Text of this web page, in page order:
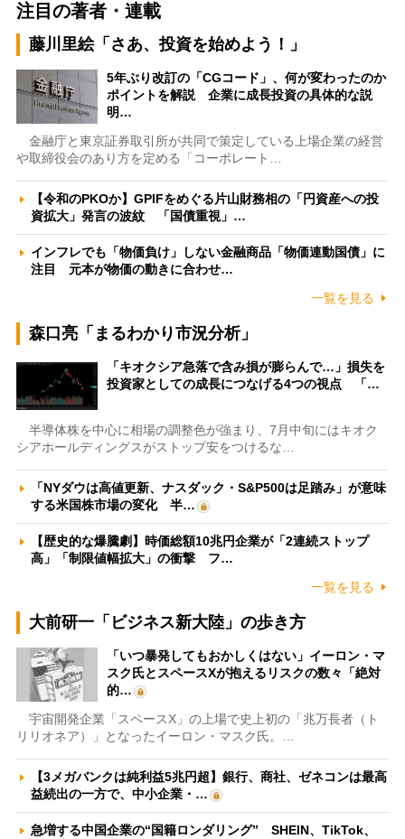
注目の著者・連載
藤川里絵「さあ、投資を始めよう！」
5年ぶり改訂の「CGコード」、何が変わったのか
ポイントを解説 企業に成長投資の具体的な説
明…
金融庁と東京証券取引所が共同で策定している上場企業の経営
や取締役会のあり方を定める「コーポレート…
【令和のPKOか】GPIFをめぐる片山財務相の「円資産への投
資拡大」発言の波紋 「国債重視」…
インフレでも「物価負け」しない金融商品「物価連動国債」に
注目 元本が物価の動きに合わせ…
一覧を見る
森口亮「まるわかり市況分析」
「キオクシア急落で含み損が膨らんで…」損失を
投資家としての成長につなげる4つの視点 「…
半導体株を中心に相場の調整色が強まり、7月中旬にはキオク
シアホールディングスがストップ安をつけるな…
「NYダウは高値更新、ナスダック・S&P500は足踏み」が意味
する米国株市場の変化 半…
【歴史的な爆騰劇】時価総額10兆円企業が「2連続ストップ
高」「制限値幅拡大」の衝撃 フ…
一覧を見る
大前研一「ビジネス新大陸」の歩き方
「いつ暴発してもおかしくはない」イーロン・マ
スク氏とスペースXが抱えるリスクの数々「絶対
的…
宇宙開発企業「スペースX」の上場で史上初の「兆万長者（ト
リリオネア）」となったイーロン・マスク氏。…
【3メガバンクは純利益5兆円超】銀行、商社、ゼネコンは最高
益続出の一方で、中小企業・…
急増する中国企業の“国籍ロンダリング” SHEIN、TikTok、